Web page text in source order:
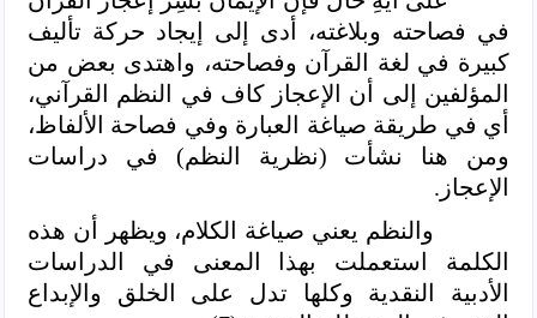
في فصاحته وبلاغته، أدى إلى إيجاد حركة تأليف
كبيرة في لغة القرآن وفصاحته، واهتدى بعض من
المؤلفين إلى أن الإعجاز كاف في النظم القرآني،
أي في طريقة صياغة العبارة وفي فصاحة الألفاظ،
ومن هنا نشأت (نظرية النظم) في دراسات
الإعجاز.
والنظم يعني صياغة الكلام، ويظهر أن هذه
الكلمة استعملت بهذا المعنى في الدراسات
الأدبية النقدية وكلها تدل على الخلق والإبداع